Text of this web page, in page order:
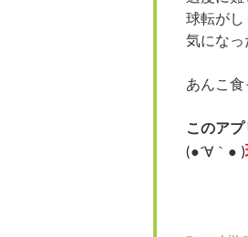
球転がし
気になっ
あんこ
このア
(●´∀｀● )